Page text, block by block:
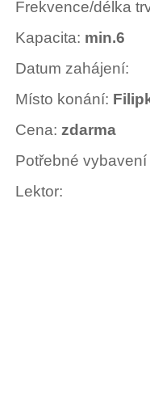
Frekvence/délka
Kapacita: min.6
Datum zahájení:
Místo konání:
Cena: zdarma
Potřebné
Lektor: